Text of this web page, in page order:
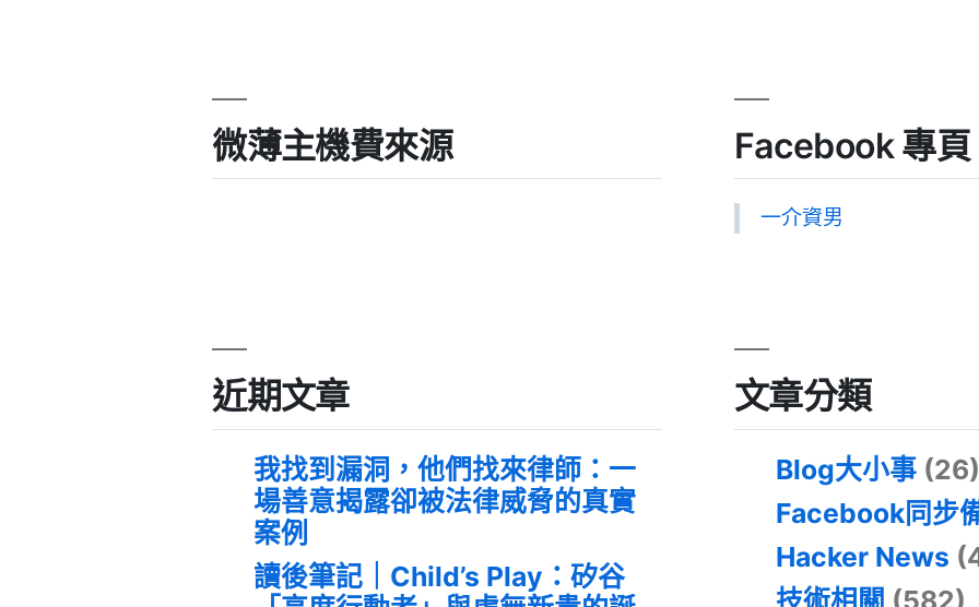
微薄主機費來源 Facebook 專頁
一介資男
近期文章
我找到漏洞，他們找來律師：一
場善意揭露卻被法律威脅的真實
案例
讀後筆記｜Child’s Play：矽谷
文章分類
Blog大小事 (26)
Facebook同步
Hacker News
技術相關 (582)